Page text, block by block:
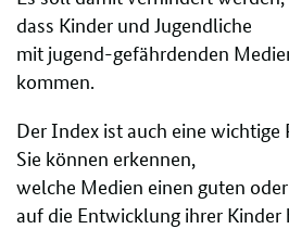
dass Kinder und Jugendliche
mit jugend-gefährdenden
kommen.
Der Index ist auch eine wichtige
Sie können erkennen,
welche Medien einen guten
auf die Entwicklung ihrer Kinder